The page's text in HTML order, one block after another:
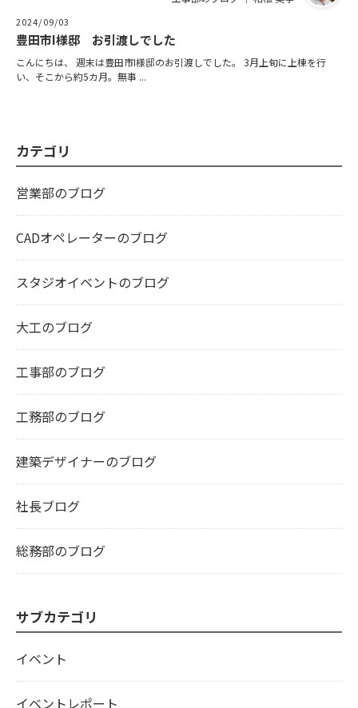
2024/09/03
豊田市I様邸 お引渡しでした
こんにちは、 週末は豊田市I様邸のお引渡しでした。 3月上旬に上棟を行
い、そこから約5カ月。無事 ...
カテゴリ
営業部のブログ
CADオペレーターのブログ
スタジオイベントのブログ
大工のブログ
工事部のブログ
工務部のブログ
建築デザイナーのブログ
社長ブログ
総務部のブログ
サブカテゴリ
イベント
イベントレポート